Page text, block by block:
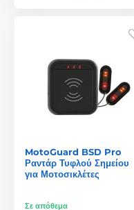
MotoGuard BSD Pro
Ραντάρ Τυφλού Σημείου
για Μοτοσικλέτες
Σε απόθεμα